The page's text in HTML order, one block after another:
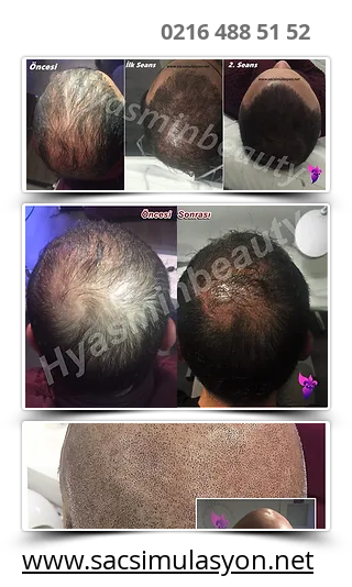
0216 488 51 52
www.sacsimulasyon.net